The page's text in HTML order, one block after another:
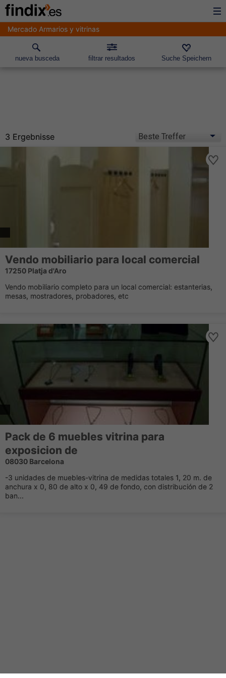
Mercado Armarios y vitrinas
nueva busceda filtrar resultados Suche Speichern
3 Ergebnisse
Vendo mobiliario para local comercial
17250 Platja d'Aro
Vendo mobiliario completo para un local comercial: estanterias,
mesas, mostradores, probadores, etc
Pack de 6 muebles vitrina para
exposicion de
08030 Barcelona
-3 unidades de muebles-vitrina de medidas totales 1, 20 m. de
anchura x 0, 80 de alto x 0, 49 de fondo, con distribución de 2
ban...